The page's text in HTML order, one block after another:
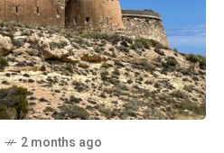
2 months ago